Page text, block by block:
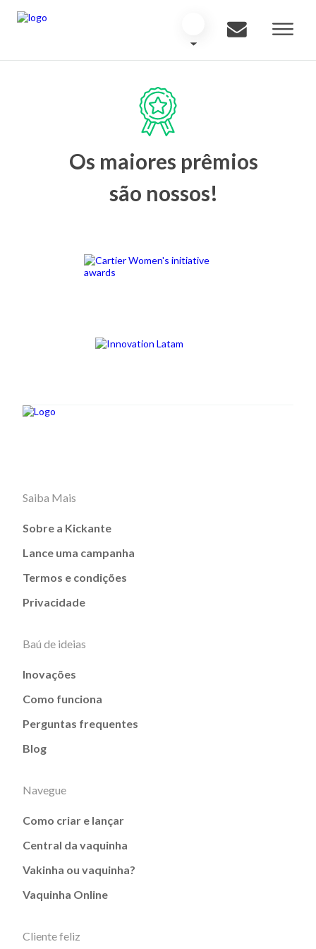
Os maiores prêmios
são nossos!
Saiba Mais
Sobre a Kickante
Lance uma campanha
Termos e condições
Privacidade
Baú de ideias
Inovações
Como funciona
Perguntas frequentes
Blog
Navegue
Como criar e lançar
Central da vaquinha
Vakinha ou vaquinha?
Vaquinha Online
Cliente feliz